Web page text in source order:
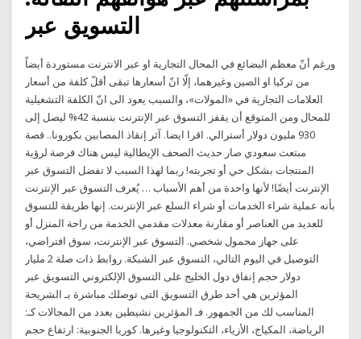
التسويق عبر
ورغم أنّ معظم البضائع في المحال التجارية او عبر الانترنت مستوردة أيضاً
من تركيا او الصين وغيرهما، إلّا انّ أسعارها تبقى أقلّ كلفة من أسعار
العلامات التجارية في «المولات»، والسبب يعود الى انّ الكلفة التشغيلية
للمحال ومن المتوقع أن يقفز التسوق عبر الإنترنت بنسبة 42% ليصل إلى
930 مليون دولار أسترالي. اقرا ايضا. آثر إنقاذ المصابين بكورونا.. قصة
مبتعث سعودي صار حديث الصحف الإيطالية ليس هناك فرصة لرؤية
المنتجات بشكل حي أو تجربته! ربما لهذا السبب لا تفضل التسوق عبر
الإنترنت أيضًا! لأنها واحدة من أهم الأسباب … يُعرف التسوق عبر الإنترنت
بأنه عملية شراء الخدمات أو شراء السلع عبر الإنترنت. إنها طريقة للتسوق
للعديد من العناصر أو مقارنة معدلات مقدمي الخدمة من راحة المنزل أو
على جهاز محمول شخصي. التسوق عبر الإنترنت، سوق افتراضي،
التوصيل في اليوم التالي، التسوق عبر الشبكة. روابط ذات صلة 2 مليار
دولار حجم إنفاق دول الخليج على التسوق الإلكتروني التسويق عبر
المؤثرين هي أحد طرق التسويق التى توصلك مباشرة بـ الشريحة
المناسب لك من الجمهور. فـ المؤثرين نشيطين بعدد من المجالات كـ:
الرياضة، المكياج، الأزياء، التكنولوجيا وغيرها. كوريا الجنوبية: ارتفاع حجم